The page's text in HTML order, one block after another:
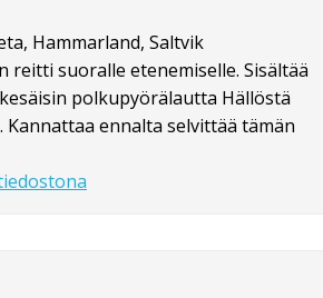
Hammarland, Saltvik
reitti suoralle etenemiselle. Sisältää
polkupyörälautta Hällöstä
Kannattaa ennalta selvittää tämän